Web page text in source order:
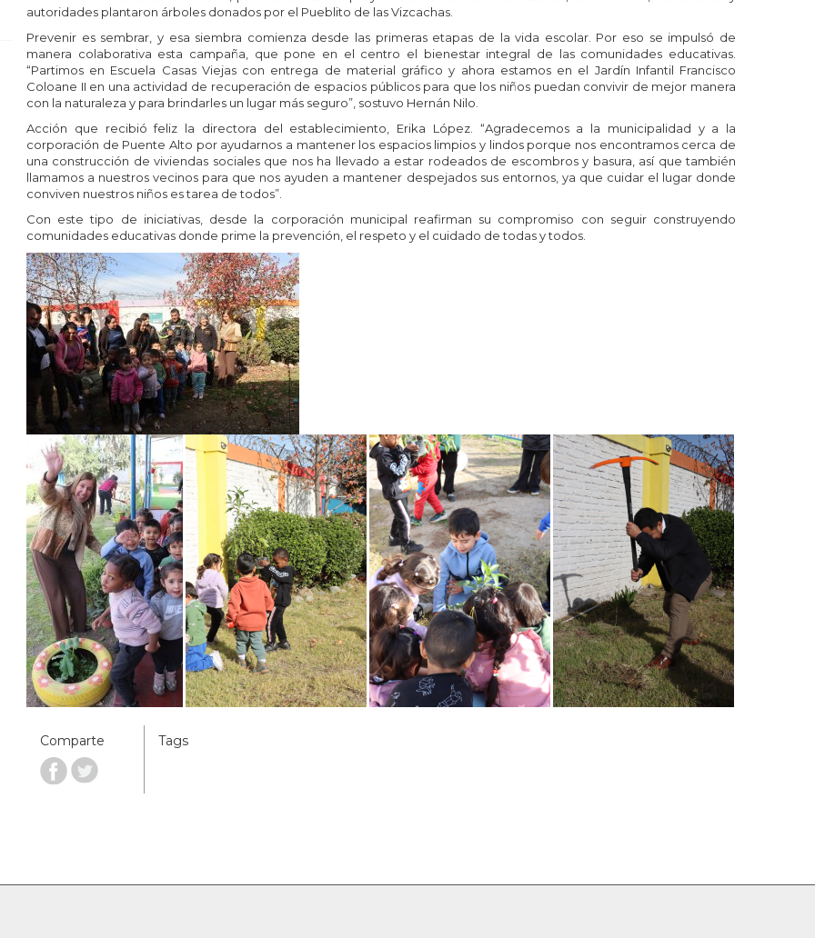
autoridades plantaron árboles donados por el Pueblito de las Vizcachas.
Prevenir es sembrar, y esa siembra comienza desde las primeras etapas de la vida escolar. Por eso se impulsó de
manera colaborativa esta campaña, que pone en el centro el bienestar integral de las comunidades educativas.
“Partimos en Escuela Casas Viejas con entrega de material gráfico y ahora estamos en el Jardín Infantil Francisco
Coloane II en una actividad de recuperación de espacios públicos para que los niños puedan convivir de mejor manera
con la naturaleza y para brindarles un lugar más seguro”, sostuvo Hernán Nilo.
Acción que recibió feliz la directora del establecimiento, Erika López. “Agradecemos a la municipalidad y a la
corporación de Puente Alto por ayudarnos a mantener los espacios limpios y lindos porque nos encontramos cerca de
una construcción de viviendas sociales que nos ha llevado a estar rodeados de escombros y basura, así que también
llamamos a nuestros vecinos para que nos ayuden a mantener despejados sus entornos, ya que cuidar el lugar donde
conviven nuestros niños es tarea de todos”.
Con este tipo de iniciativas, desde la corporación municipal reafirman su compromiso con seguir construyendo
comunidades educativas donde prime la prevención, el respeto y el cuidado de todas y todos.
Comparte Tags